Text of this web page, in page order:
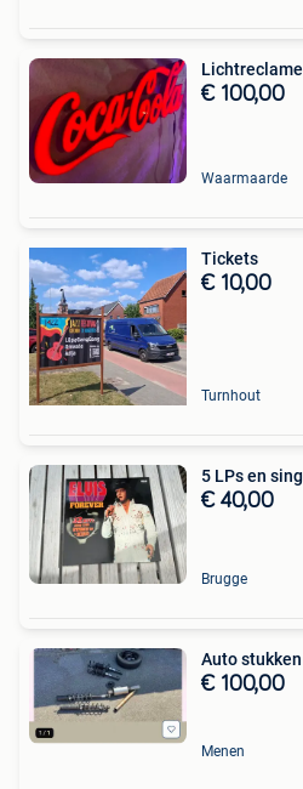
€ 100,00
Waarmaarde
Tickets
€ 10,00
Turnhout
5 LPs en
€ 40,00
Brugge
Auto
€ 100,00
Menen